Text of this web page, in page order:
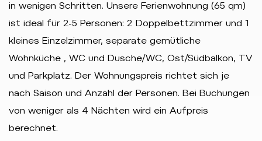
in wenigen Schritten. Unsere Ferienwohnung (65 qm)
ist ideal für 2-5 Personen: 2 Doppelbettzimmer und 1
kleines Einzelzimmer, separate gemütliche
Wohnküche , WC und Dusche/WC, Ost/Südbalkon, TV
und Parkplatz. Der Wohnungspreis richtet sich je
nach Saison und Anzahl der Personen. Bei Buchungen
von weniger als 4 Nächten wird ein Aufpreis
berechnet.